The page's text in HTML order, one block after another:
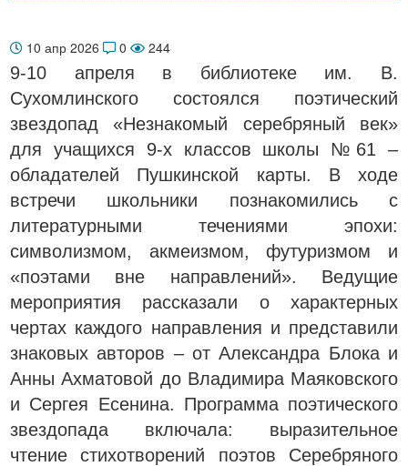
10 апр 2026 0 244
9-10 апреля в библиотеке им. В.
Сухомлинского состоялся поэтический
звездопад «Незнакомый серебряный век»
для учащихся 9-х классов школы №61 –
обладателей Пушкинской карты. В ходе
встречи школьники познакомились с
литературными течениями эпохи:
символизмом, акмеизмом, футуризмом и
«поэтами вне направлений». Ведущие
мероприятия рассказали о характерных
чертах каждого направления и представили
знаковых авторов – от Александра Блока и
Анны Ахматовой до Владимира Маяковского
и Сергея Есенина. Программа поэтического
звездопада включала: выразительное
чтение стихотворений поэтов Серебряного